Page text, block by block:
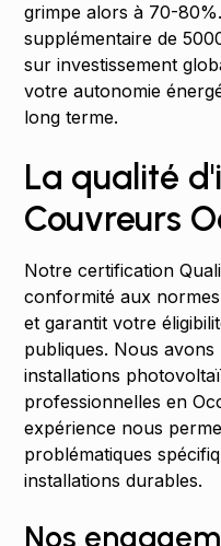
grimpe alors à 70-
supplémentaire de
sur investissement
votre autonomie
long terme.
La qualité
Couvreurs
Notre certification
conformité aux
et garantit votre
publiques. Nous avons
installations
professionnelles en
expérience nous
problématiques
installations durables.
Nos